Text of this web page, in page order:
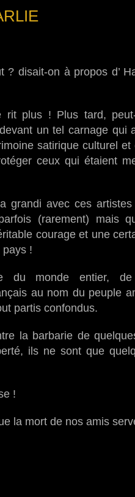
? disait-on à propos d’
rit plus ! Plus tard,
un tel carnage qui
satirique culturel
ceux qui étaient
grandi avec ces
(rarement) mais
courage et une
!
du monde entier, de
au nom du peuple
partis confondus.
la barbarie de
ils ne sont que
!
la mort de nos amis